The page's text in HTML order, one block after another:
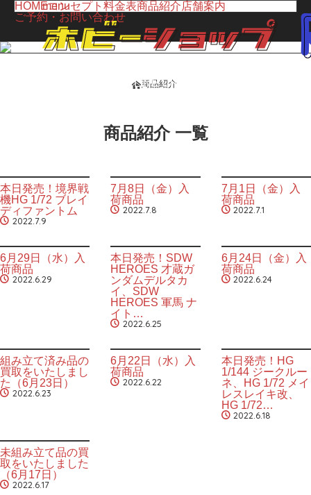
menu
HOMEコンセプト 料金表商品紹介店舗案内
ご予約・お問い合わせ
LINE UP
ホーム
商品紹介
商品紹介 一覧
本日発売！境界戦
機HG 1/72 ブレイ
ディファントム
2022.7.9
7月8日（金）入
荷商品
2022.7.8
7月1日（金）入
荷商品
2022.7.1
6月29日（水）入
荷商品
2022.6.29
本日発売！SDW
HEROES 才蔵ガ
ンダムデルタカ
イ、SDW
HEROES 軍馬 ナ
イト…
2022.6.25
6月24日（金）入
荷商品
2022.6.24
組み立て済み品の
買取をいたしまし
た（6月23日）
2022.6.23
6月22日（水）入
荷商品
2022.6.22
本日発売！HG
1/144 ジークルー
ネ、HG 1/72 メイ
レスレイキ改、
HG 1/72…
2022.6.18
未組み立て品の買
取をいたしました
（6月17日）
2022.6.17